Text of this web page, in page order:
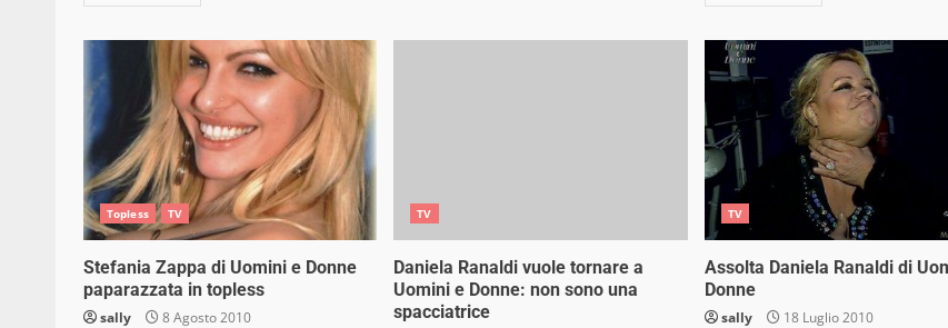
Topless TV
Stefania Zappa di Uomini e Donne
paparazzata in topless
sally 8 Agosto 2010
TV
Daniela Ranaldi vuole tornare a
Uomini e Donne: non sono una
spacciatrice
TV
Assolta Daniela Ranaldi di
Donne
sally 18 Luglio 2010